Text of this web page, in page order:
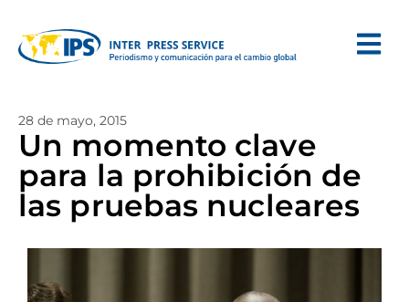
28 de mayo, 2015
Un momento clave
para la prohibición de
las pruebas nucleares